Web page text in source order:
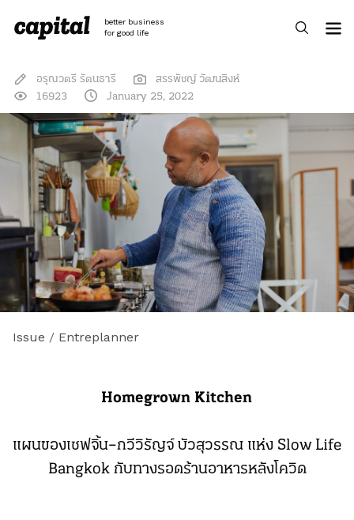
content
better business
for good life
อรุณวตรี รัตนธารี
สรรพัชญ์ วัฒนสิงห์
16923
January 25, 2022
Issue / Entreplanner
Homegrown Kitchen
แผนของเชฟจิ้น–กวีวิรัญจ์ บัวสุวรรณ แห่ง Slow Life
Bangkok กับทางรอดร้านอาหารหลังโควิด